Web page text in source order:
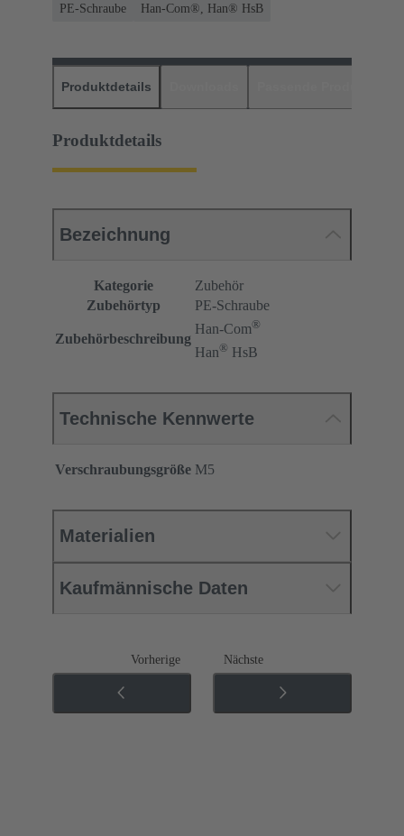
PE-Schraube Han-Com®, Han® HsB
Produktdetails
Produktdetails
Bezeichnung
Kategorie
Zubehör
Zubehörtyp
PE-Schraube
Zubehörbeschreibung
Han-Com®
Han® HsB
Technische Kennwerte
Verschraubungsgröße M5
Materialien
Kaufmännische Daten
Vorherige Nächste